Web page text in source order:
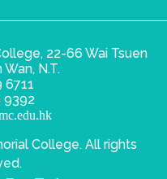
22-66 Wai Tsuen
Wan, N.T.
6711
9392
College. All rights